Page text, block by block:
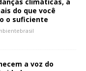
do que você
o suficiente
a voz do